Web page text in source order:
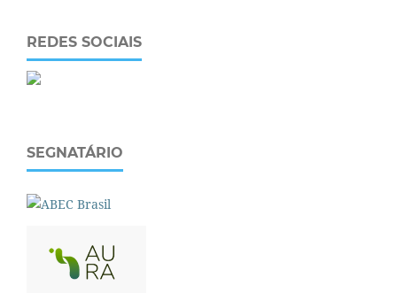
REDES SOCIAIS
SEGNATÁRIO